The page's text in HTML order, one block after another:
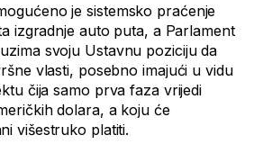
je sistemsko praćenje
izgradnje auto puta, a Parlament
svoju Ustavnu poziciju da
vlasti, posebno imajući u vidu
čija samo prva faza vrijedi
dolara, a koju će
višestruko platiti.